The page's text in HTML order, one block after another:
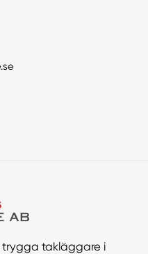
takläggare i